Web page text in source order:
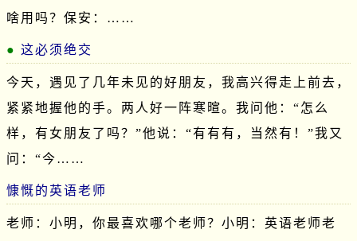
啥用吗？保安：……
这必须绝交
今天，遇见了几年未见的好朋友，我高兴得走上前去，
紧紧地握他的手。两人好一阵寒暄。我问他：“怎么
样，有女朋友了吗？”他说：“有有有，当然有！”我又
问：“今……
慷慨的英语老师
老师：小明，你最喜欢哪个老师？小明：英语老师老